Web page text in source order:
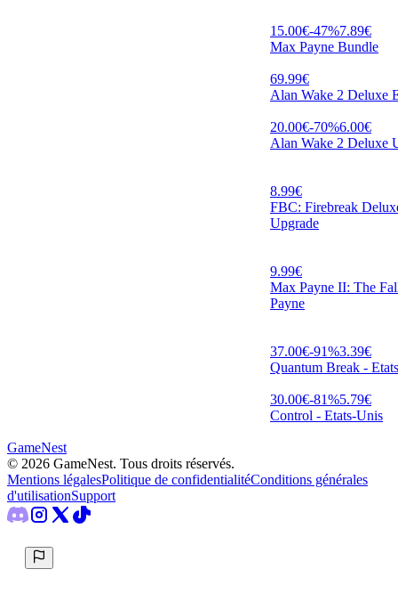
15.00€-47%7.89€
Max Payne Bundle
69.99€
Alan Wake 2 Deluxe
20.00€-70%6.00€
Alan Wake 2 Deluxe
8.99€
FBC: Firebreak
Upgrade
9.99€
Max Payne II: The
Payne
37.00€-91%3.39€
Quantum Break - Etats
30.00€-81%5.79€
Control - Etats-Unis
GameNest
© 2026 GameNest. Tous droits réservés.
Mentions légalesPolitique de confidentialitéConditions générales
d'utilisationSupport